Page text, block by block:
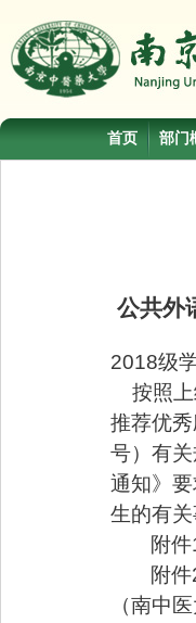
首页 部门
公共外
2018级
按照
推荐优
号）有
通知》
生的有
附件
附件
（南中